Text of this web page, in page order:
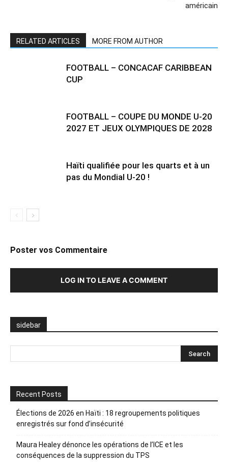
américain
RELATED ARTICLES MORE FROM AUTHOR
FOOTBALL – CONCACAF CARIBBEAN
CUP
FOOTBALL – COUPE DU MONDE U-20
2027 ET JEUX OLYMPIQUES DE 2028
Haïti qualifiée pour les quarts et à un
pas du Mondial U-20 !
Poster vos Commentaire
LOG IN TO LEAVE A COMMENT
sidebar
Recent Posts
Élections de 2026 en Haïti : 18 regroupements politiques
enregistrés sur fond d’insécurité
Maura Healey dénonce les opérations de l’ICE et les
conséquences de la suppression du TPS